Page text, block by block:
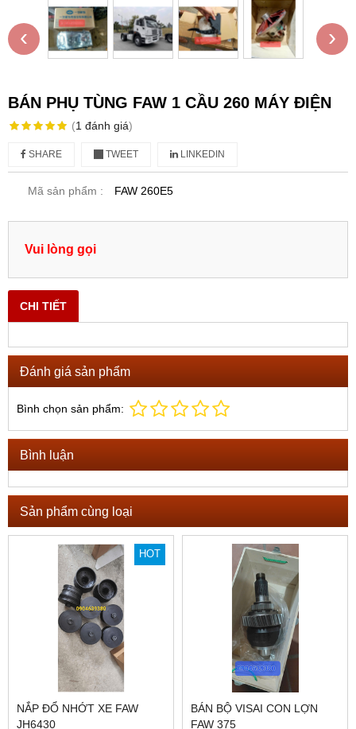
‹ ›
BÁN PHỤ TÙNG FAW 1 CẦU 260 MÁY ĐIỆN
(1 đánh giá)
SHARE TWEET LINKEDIN
Mã sản phẩm : FAW 260E5
Vui lòng gọi
CHI TIẾT
Đánh giá sản phẩm
Bình chọn sản phẩm:
Bình luận
Sản phẩm cùng loại
HOT
NẮP ĐỔ NHỚT XE FAW
JH6430
BÁN BỘ VISAI CON LỢN
FAW 375